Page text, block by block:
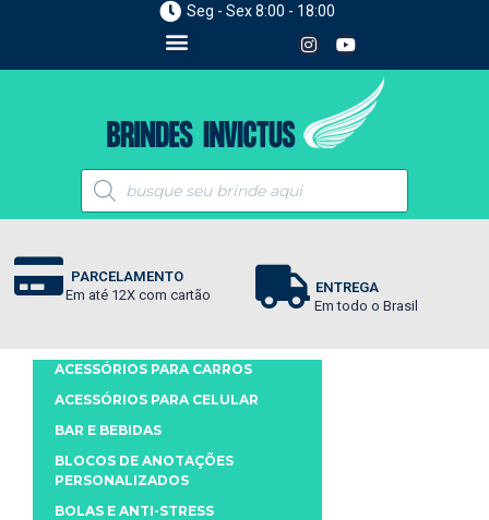
Seg - Sex 8:00 - 18:00
PARCELAMENTO
Em até 12X com cartão
ENTREGA
Em todo o Brasil
ACESSÓRIOS PARA CARROS
ACESSÓRIOS PARA CELULAR
BAR E BEBIDAS
BLOCOS DE ANOTAÇÕES
PERSONALIZADOS
BOLAS E ANTI-STRESS